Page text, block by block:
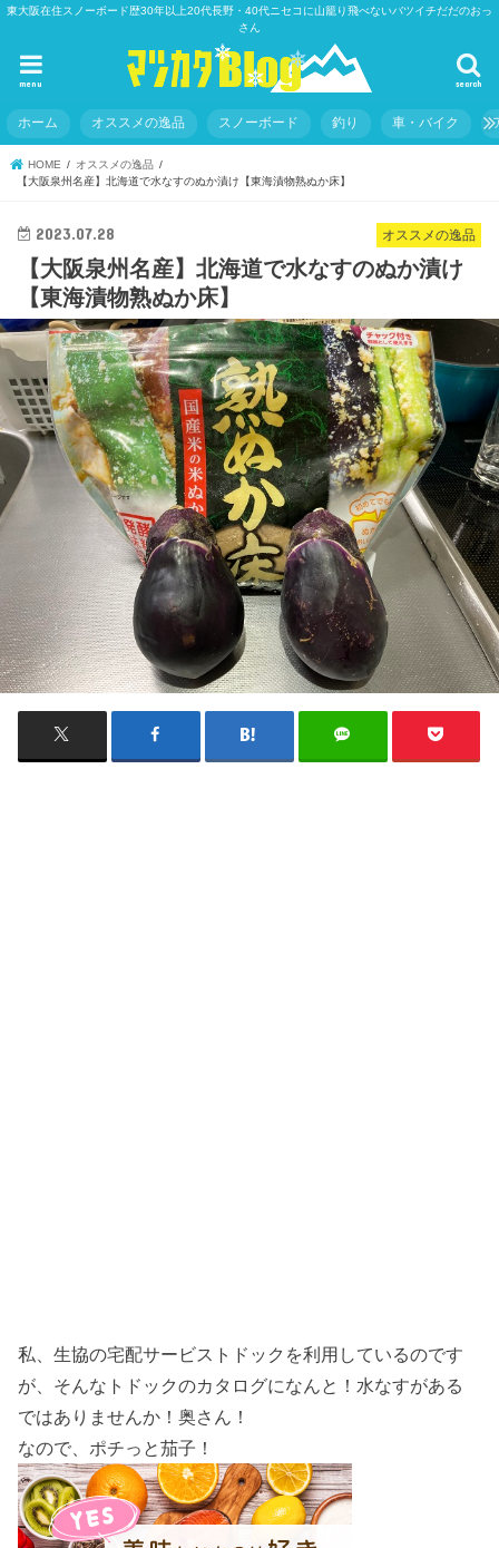
東大阪在住スノーボード歴30年以上20代長野・40代ニセコに山籠り飛べないバツイチだだのおっ
さん
search
menu
ホーム オススメの逸品 スノーボード 釣り 車・バイク
HOME
オススメの逸品
【大阪泉州名産】北海道で水なすのぬか漬け【東海漬物熟ぬか床】
オススメの逸品
2023.07.28
【大阪泉州名産】北海道で水なすのぬか漬け
【東海漬物熟ぬか床】
私、生協の宅配サービストドックを利用しているのです
が、そんなトドックのカタログになんと！水なすがある
ではありませんか！奥さん！
なので、ポチっと茄子！